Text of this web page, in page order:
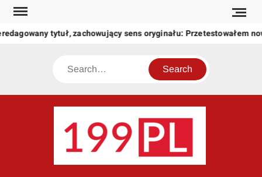
Skip
content
tytuł, zachowujący sens oryginału: Przetestowałem
Search